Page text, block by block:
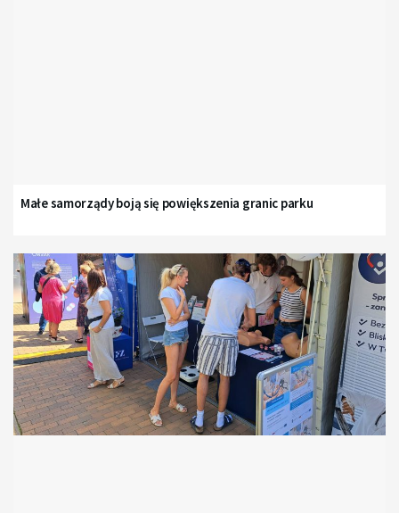
Małe samorządy boją się powiększenia granic parku